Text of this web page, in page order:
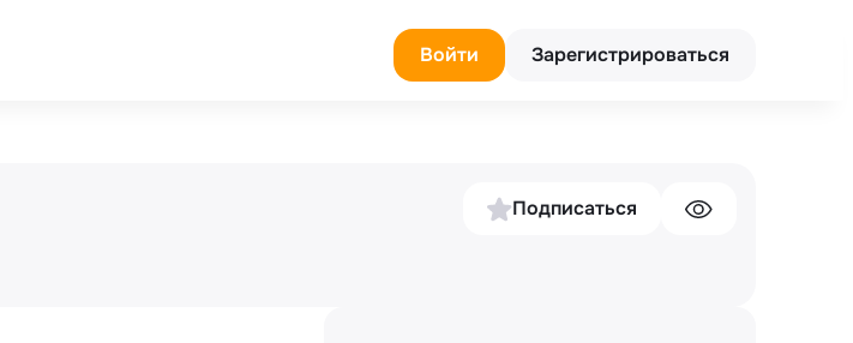
Войти Зарегистрироваться
Подписаться